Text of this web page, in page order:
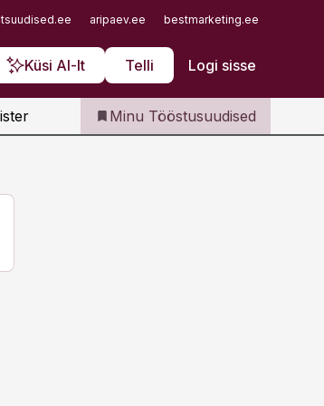
aripaev.ee bestmarketing.ee
Küsi AI-lt Telli Logi sisse
Iseteenindus
Telli Tööstusuudised
Minu Tööstusuudised